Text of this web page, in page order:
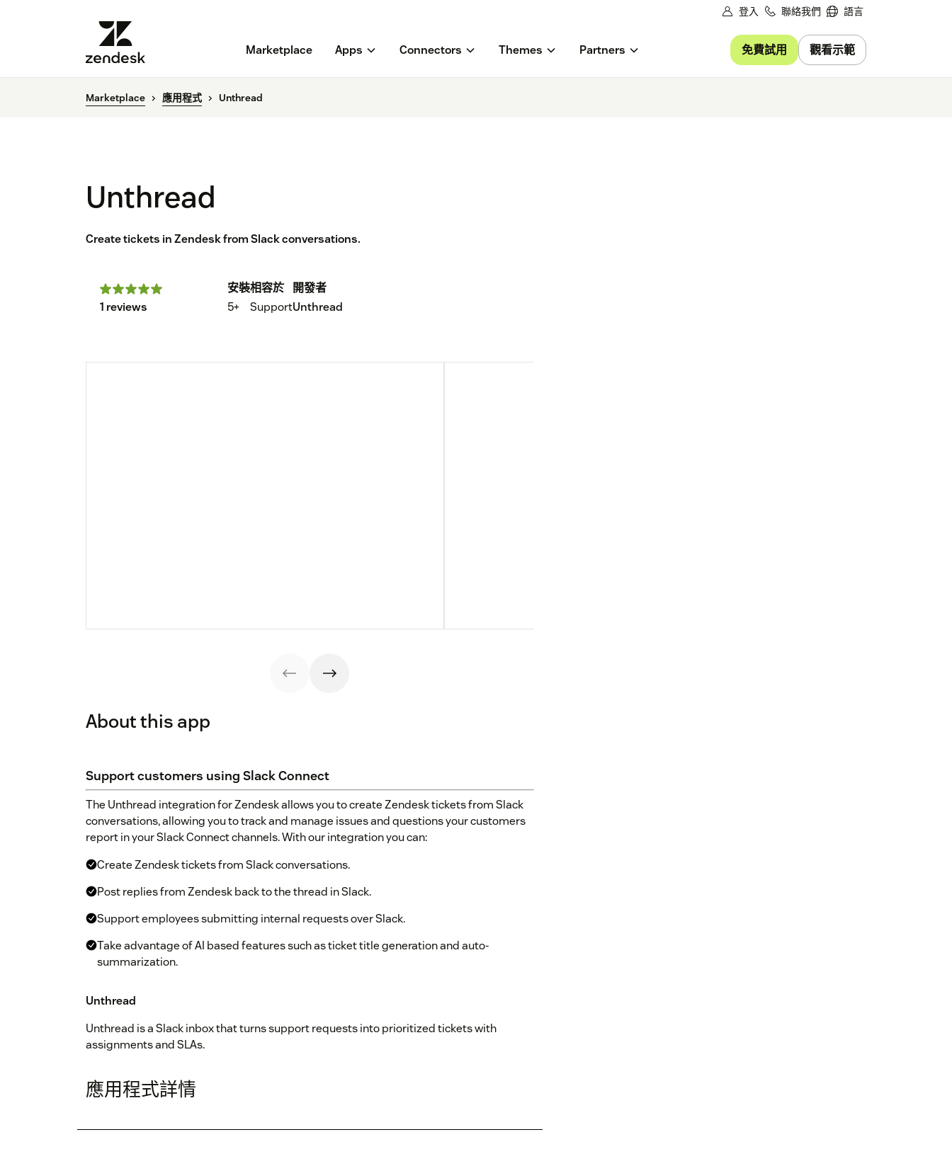
登入 聯絡我們 語言
Marketplace Apps Connectors Themes Partners 免費試用 觀看示範
Marketplace 應用程式 Unthread
Unthread
Create tickets in Zendesk from Slack conversations.
1 reviews
安裝
5+
相容於
Support
開發者
Unthread
About this app
Support customers using Slack Connect
The Unthread integration for Zendesk allows you to create Zendesk tickets from Slack
conversations, allowing you to track and manage issues and questions your customers
report in your Slack Connect channels. With our integration you can:
Create Zendesk tickets from Slack conversations.
Post replies from Zendesk back to the thread in Slack.
Support employees submitting internal requests over Slack.
Take advantage of AI based features such as ticket title generation and auto-
summarization.
Unthread
Unthread is a Slack inbox that turns support requests into prioritized tickets with
assignments and SLAs.
應用程式詳情